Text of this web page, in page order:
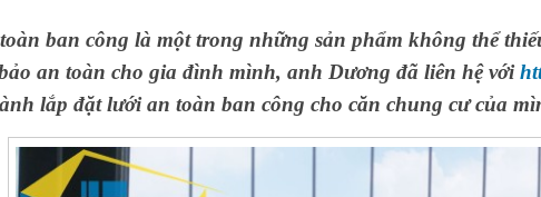
ban công là một trong những sản phẩm không thể
an toàn cho gia đình mình, anh Dương đã liên hệ với
lắp đặt lưới an toàn ban côngcho căn chung cư của